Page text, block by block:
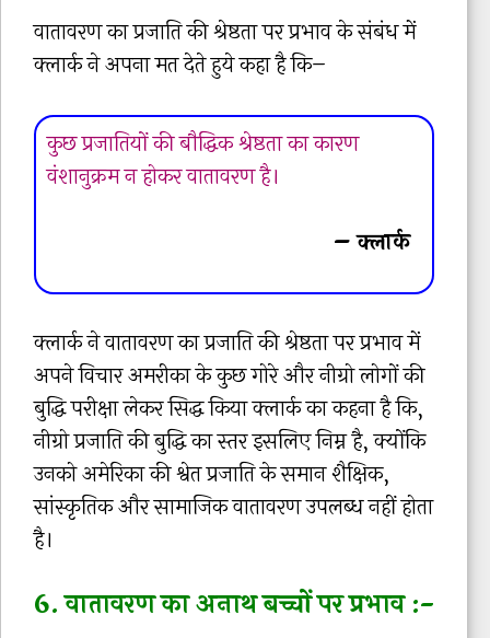
वातावरण का प्रजाति की श्रेष्ठता पर प्रभाव के संबंध में
क्लार्क ने अपना मत देते हुये कहा है कि–
कुछ प्रजातियों की बौद्धिक श्रेष्ठता का कारण
वंशानुक्रम न होकर वातावरण है।
– क्लार्क
क्लार्क ने वातावरण का प्रजाति की श्रेष्ठता पर प्रभाव में
अपने विचार अमरीका के कुछ गोरे और नीग्रो लोगों की
बुद्धि परीक्षा लेकर सिद्ध किया क्लार्क का कहना है कि,
नीग्रो प्रजाति की बुद्धि का स्तर इसलिए निम्न है, क्योंकि
उनको अमेरिका की श्वेत प्रजाति के समान शैक्षिक,
सांस्कृतिक और सामाजिक वातावरण उपलब्ध नहीं होता
है।
6. वातावरण का अनाथ बच्चों पर प्रभाव :-